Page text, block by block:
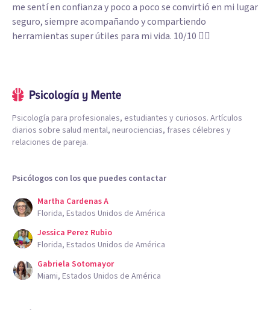
me sentí en confianza y poco a poco se convirtió en mi lugar
seguro, siempre acompañando y compartiendo
herramientas super útiles para mi vida. 10/10 👌🏼
Psicología para profesionales, estudiantes y curiosos. Artículos
diarios sobre salud mental, neurociencias, frases célebres y
relaciones de pareja.
Psicólogos con los que puedes contactar
Martha Cardenas A
Florida, Estados Unidos de América
Jessica Perez Rubio
Florida, Estados Unidos de América
Gabriela Sotomayor
Miami, Estados Unidos de América